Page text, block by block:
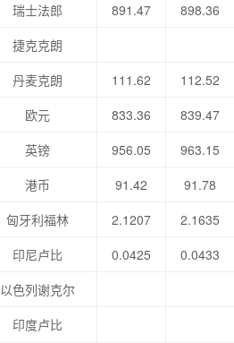
瑞士法郎
891.47 898.36
捷克克朗
丹麦克朗
111.62 112.52
欧元
833.36 839.47
英镑
956.05 963.15
港币
91.42 91.78
匈牙利福林
2.1207 2.1635
印尼卢比
0.0425 0.0433
以色列谢克尔
印度卢比